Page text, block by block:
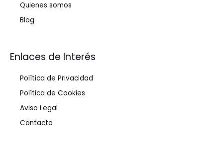
Quienes somos
Blog
Enlaces de Interés
Política de Privacidad
Política de Cookies
Aviso Legal
Contacto